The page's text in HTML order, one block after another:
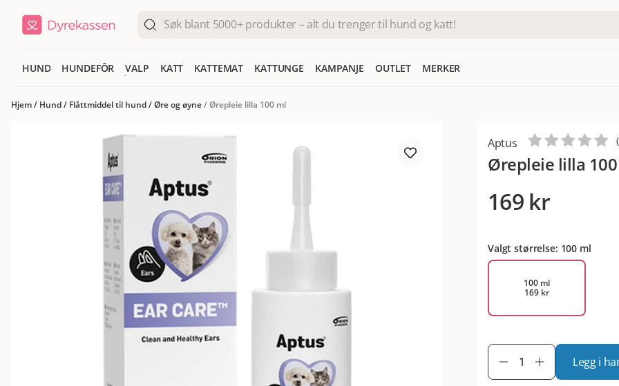
HUND HUNDEFÔR VALP KATT KATTEMAT KATTUNGE KAMPANJE OUTLET MERKER
Hjem/ Hund/ Flåttmiddel til hund/Øre og øyne/Ørepleie lilla 100 ml
Aptus
Ørepleie lilla
(
169 kr
Valgt størrelse: 100 ml
100 ml
169 kr
Legg i